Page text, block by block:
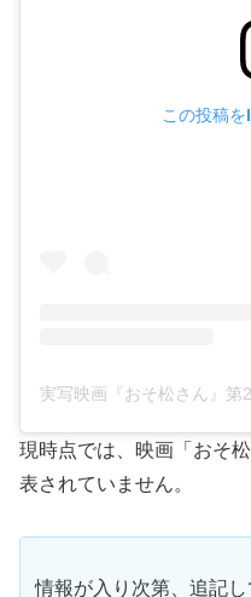
この投稿
現時点では、映画「おそ
表されていません。
情報が入り次第、追記し